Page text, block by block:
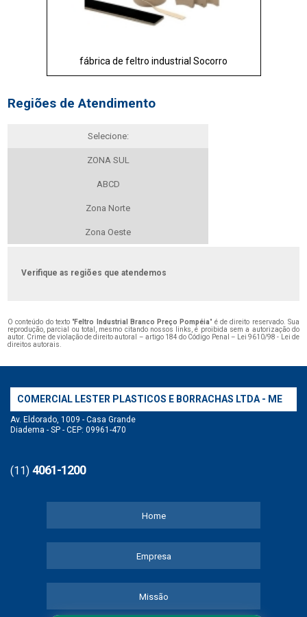
fábrica de feltro industrial Socorro
Regiões de Atendimento
Selecione:
ZONA SUL
ABCD
Zona Norte
Zona Oeste
Verifique as regiões que atendemos
O conteúdo do texto "Feltro Industrial Branco Preço Pompéia" é de direito reservado. Sua
reprodução, parcial ou total, mesmo citando nossos links, é proibida sem a autorização do
autor. Crime de violação de direito autoral – artigo 184 do Código Penal – Lei 9610/98 - Lei de
direitos autorais.
COMERCIAL LESTER PLASTICOS E BORRACHAS LTDA - ME
Av. Eldorado, 1009 - Casa Grande
Diadema - SP - CEP: 09961-470
(11) 4061-1200
Home
Empresa
Missão